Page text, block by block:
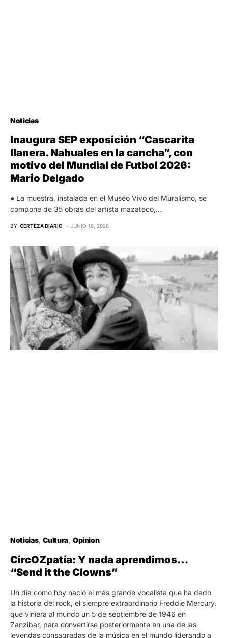
Noticias
Inaugura SEP exposición “Cascarita
llanera. Nahuales en la cancha”, con
motivo del Mundial de Futbol 2026:
Mario Delgado
● La muestra, instalada en el Museo Vivo del Muralismo, se
compone de 35 obras del artista mazateco,…
BY CERTEZA DIARIO JUNIO 18, 2026
Noticias Cultura Opinion
CircOZpatía: Y nada aprendimos…
“Send it the Clowns”
Un día como hoy nació el más grande vocalista que ha dado
la historia del rock, el siempre extraordinario Freddie Mercury,
que viniera al mundo un 5 de septiembre de 1946 en
Zanzibar, para convertirse posteriormente en una de las
leyendas consagradas de la música en el mundo liderando a